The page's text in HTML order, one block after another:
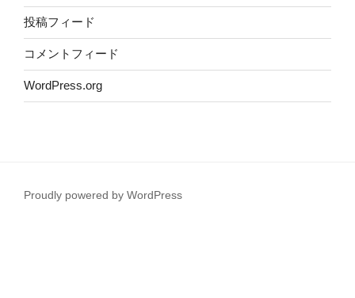
投稿フィード
コメントフィード
WordPress.org
Proudly powered by WordPress